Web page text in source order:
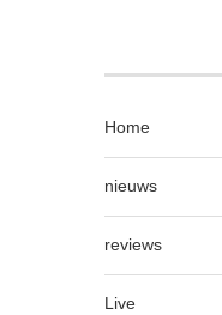
Home
nieuws
reviews
Live